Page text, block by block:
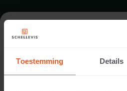
Toestemming Details
GARTEN IN SINT-
Architekt: